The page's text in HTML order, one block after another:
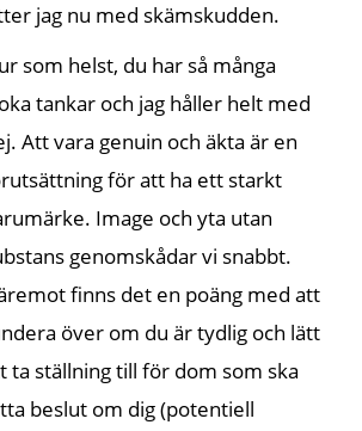
jag nu med skämskudden.
som helst, du har så många
tankar och jag håller helt med
Att vara genuin och äkta är en
för att ha ett starkt
Image och yta utan
genomskådar vi snabbt.
finns det en poäng med att
över om du är tydlig och lätt
ta ställning till för dom som ska
beslut om dig (potentiell